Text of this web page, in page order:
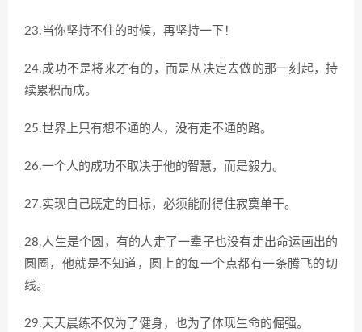
23.当你坚持不住的时候，再坚持一下！
24.成功不是将来才有的，而是从决定去做的那一刻起，持
续累积而成。
25.世界上只有想不通的人，没有走不通的路。
26.一个人的成功不取决于他的智慧，而是毅力。
27.实现自己既定的目标，必须能耐得住寂寞单干。
28.人生是个圆，有的人走了一辈子也没有走出命运画出的
圆圈，他就是不知道，圆上的每一个点都有一条腾飞的切
线。
29.天天晨练不仅为了健身，也为了体现生命的倔强。